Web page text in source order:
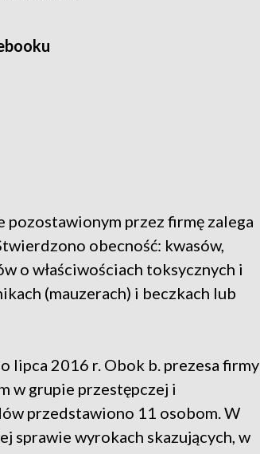
pozostawionym przez firmę zalega
obecność: kwasów,
o właściwościach toksycznych i
(mauzerach) i beczkach lub
lipca 2016 r. Obok b. prezesa firmy
w grupie przestępczej i
przedstawiono 11 osobom. W
sprawie wyrokach skazujących, w